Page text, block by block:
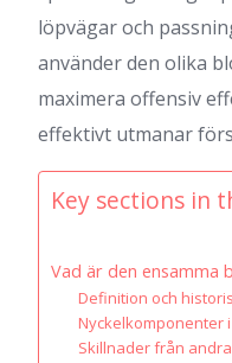
löpvägar och
använder den olika
maximera offensiv
effektivt utmanar
Key sections in
Vad är den ensamma
Definition och
Nyckelkomponenter
Skillnader från